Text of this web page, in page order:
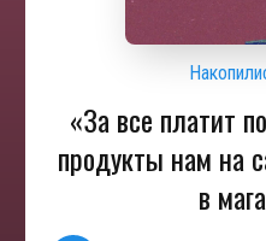
«За все платит
продукты нам на
в